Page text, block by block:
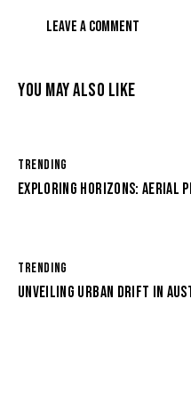
YOU MAY ALSO LIKE
TRENDING
EXPLORING HORIZONS: AERIAL
TRENDING
UNVEILING URBAN DRIFT IN